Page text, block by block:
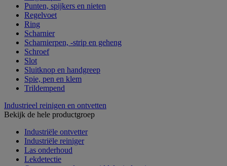
Punten, spijkers en nieten
Regelvoet
Ring
Scharnier
Scharnierpen, -strip en geheng
Schroef
Slot
Sluitknop en handgreep
Spie, pen en klem
Trildempend
Industrieel reinigen en ontvetten
Bekijk de hele productgroep
Industriële ontvetter
Industriële reiniger
Las onderhoud
Lekdetectie